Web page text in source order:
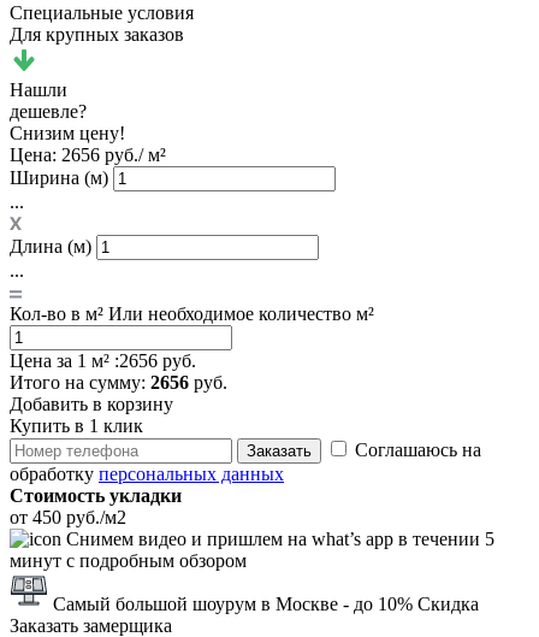
Специальные условия
Для крупных заказов
Нашли
дешевле?
Снизим цену!
Цена: 2656 руб./ м²
Ширина (м)
...
Длина (м)
...
Кол-во в м² Или необходимое количество м²
Цена за 1 м² :2656 руб.
Итого на сумму: 2656 руб.
Добавить в корзину
Купить в 1 клик
Заказать
Соглашаюсь на
обработку персональных данных
Стоимость укладки
от 450 руб./м2
Снимем видео и пришлем на what’s app в течении 5
минут с подробным обзором
Самый большой шоурум в Москве - до 10% Скидка
Заказать замерщика